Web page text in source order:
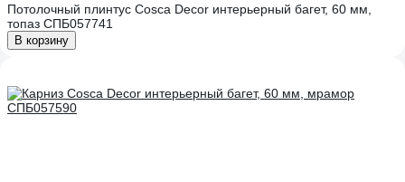
Потолочный плинтус Cosca Decor интерьерный багет, 60 мм,
топаз СПБ057741
В корзину